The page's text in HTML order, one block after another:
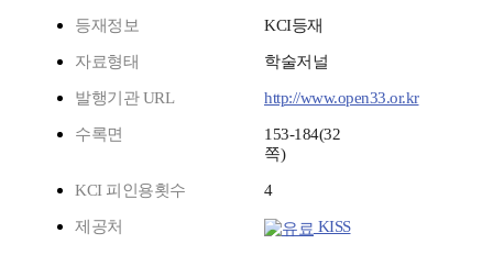
등재정보 KCI등재
자료형태 학술저널
발행기관 URL http://www.open33.or.kr
수록면
153-184(32
쪽)
KCI 피인용횟수 4
제공처 KISS